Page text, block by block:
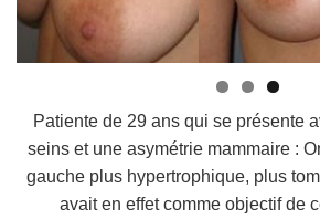
Patiente de 29 ans qui se présente
seins et une asymétrie mammaire :
gauche plus hypertrophique, plus
avait en effet comme objectif de